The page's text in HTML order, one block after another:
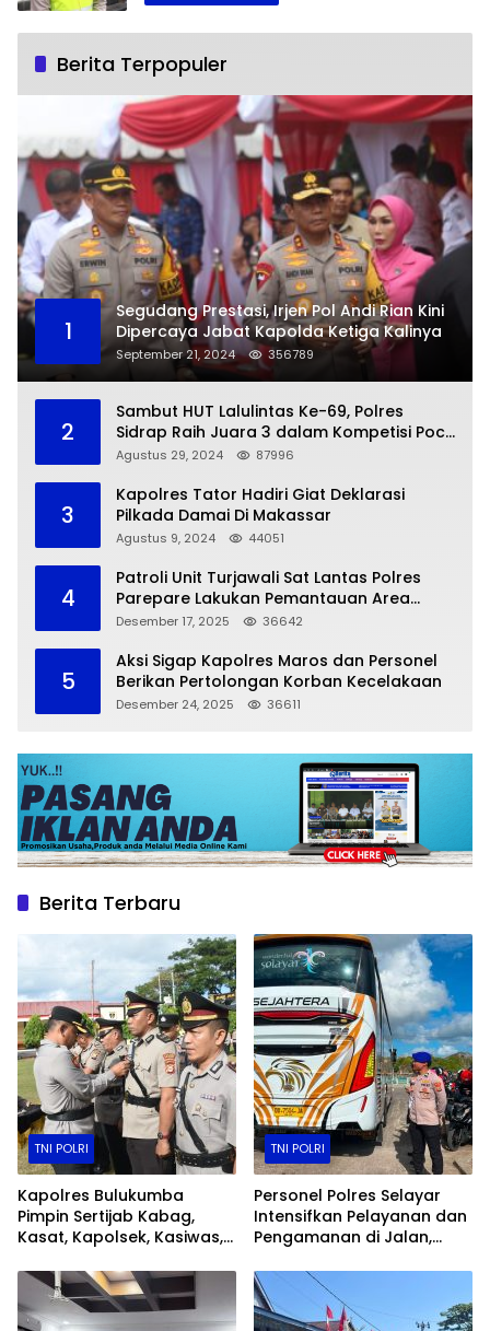
Berita Terpopuler
1
Segudang Prestasi, Irjen Pol Andi Rian Kini
Dipercaya Jabat Kapolda Ketiga Kalinya
September 21, 2024 356789
2
Sambut HUT Lalulintas Ke-69, Polres
Sidrap Raih Juara 3 dalam Kompetisi Pocil
Zona 5
Agustus 29, 2024 87996
3
Kapolres Tator Hadiri Giat Deklarasi
Pilkada Damai Di Makassar
Agustus 9, 2024 44051
4
Patroli Unit Turjawali Sat Lantas Polres
Parepare Lakukan Pemantauan Area
Larangan Parkir
Desember 17, 2025 36642
5
Aksi Sigap Kapolres Maros dan Personel
Berikan Pertolongan Korban Kecelakaan
Desember 24, 2025 36611
Berita Terbaru
TNI POLRI
Kapolres Bulukumba
Pimpin Sertijab Kabag,
Kasat, Kapolsek, Kasiwas,
TNI POLRI
Personel Polres Selayar
Intensifkan Pelayanan dan
Pengamanan di Jalan,
Masyarakat, hingga
Pelabuhan